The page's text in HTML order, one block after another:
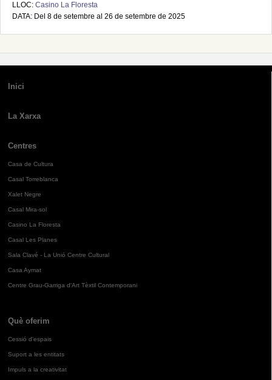
LLOC: Casino La Floresta
DATA: Del 8 de setembre al 26 de setembre de 2025
Inici
La Xarxa
Centres
Casa de Cultura
Casal Torreblanca
Xalet Negre
Casal Mira-sol
Casino La Floresta
Casal Les Planes
Sala Clavé - La Unió Centre Cultural
Casa Aymat
Centre Grau-Garriga d'Art Tèxtil Contemporani
Què oferim
Cessió d'espais
Suport a les entitats
Impuls a la creativitat